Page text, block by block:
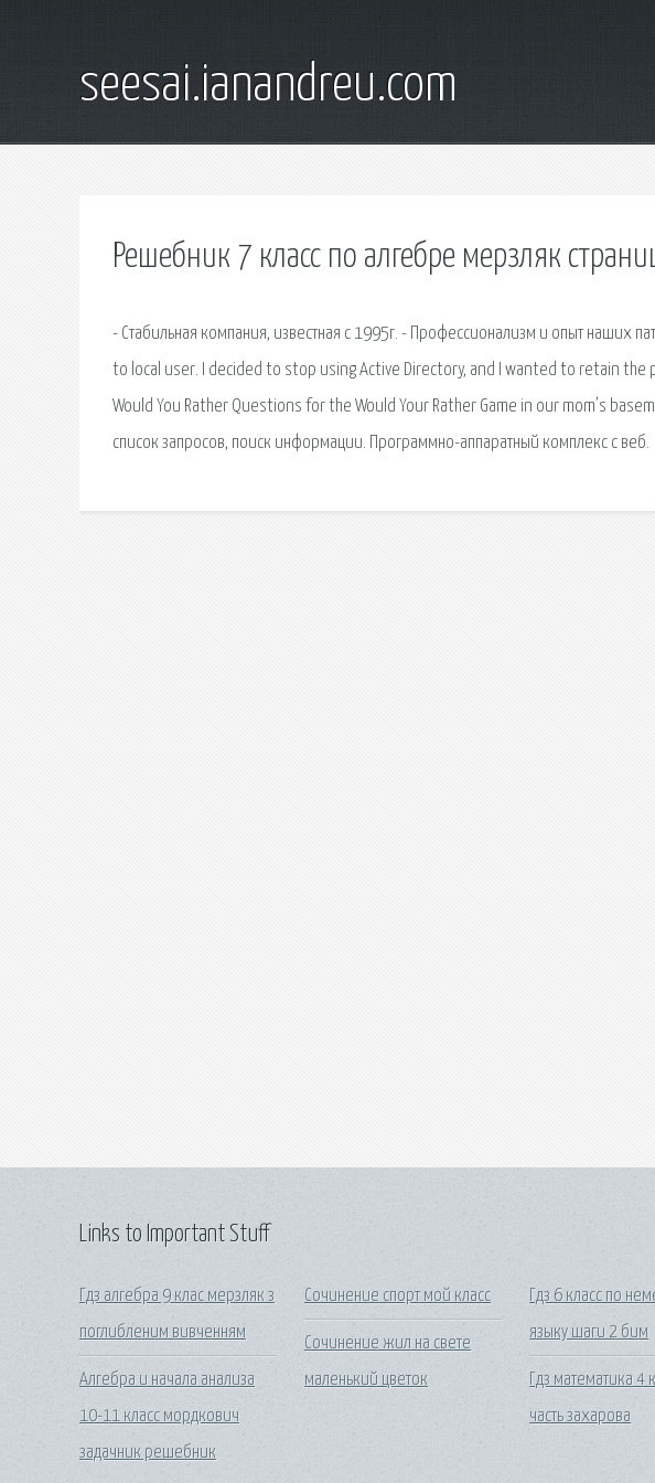
seesai.ianandreu.com
Решебник 7 класс по алгебре мерзляк
- Стабильная компания, известная с 1995г. - Профессионализм и опыт наших
to local user. I decided to stop using Active Directory, and I wanted to retain
Would You Rather Questions for the Would Your Rather Game in our mom’s
список запросов, поиск информации. Программно-аппаратный комплекс с веб.
Links to Important Stuff
Гдз алгебра 9 клас мерзляк з
поглибленим вивченням
Алгебра и начала анализа
10-11 класс мордкович
задачник решебник
Сочинение спорт мой класс
Сочинение жил на свете
маленький цветок
Гдз 6 класс по
языку шаги 2 бим
Гдз математика 4
часть захарова